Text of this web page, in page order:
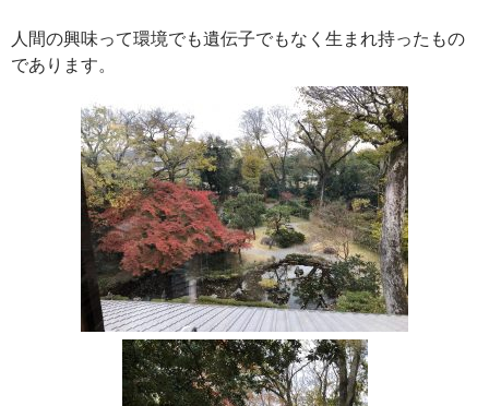
人間の興味って環境でも遺伝子でもなく生まれ持ったもの
であります。